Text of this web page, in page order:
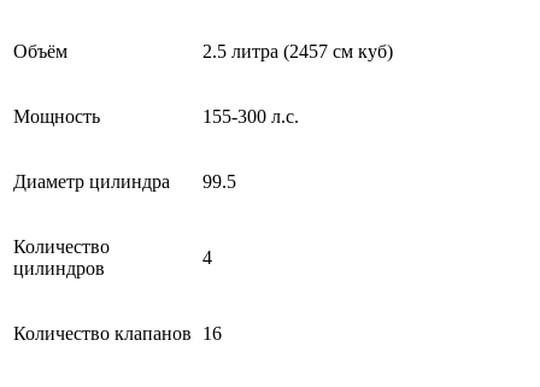
Объём 2.5 литра (2457 см куб)
Мощность 155-300 л.с.
Диаметр цилиндра 99.5
Количество
цилиндров
4
Количество клапанов 16